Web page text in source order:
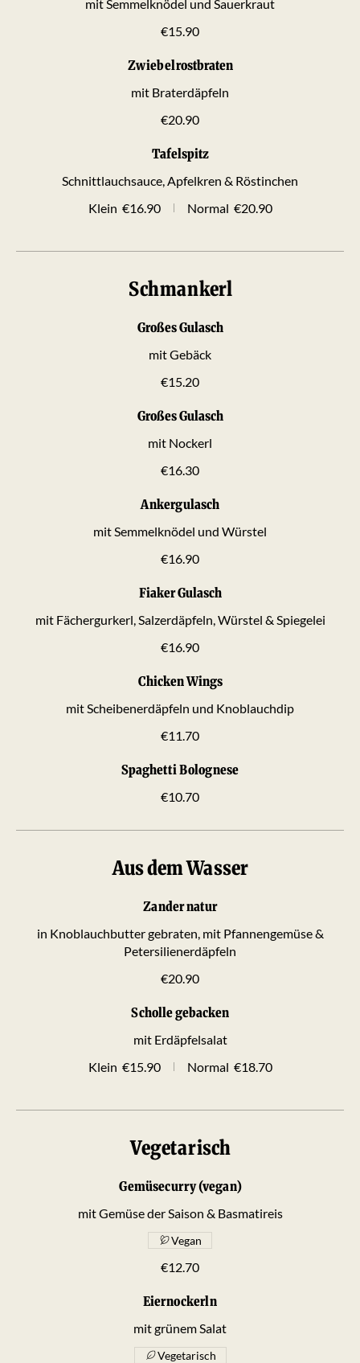
mit Semmelknödel und Sauerkraut
€15.90
Zwiebelrostbraten
mit Braterdäpfeln
€20.90
Tafelspitz
Schnittlauchsauce, Apfelkren & Röstinchen
Klein €16.90 Normal €20.90
Schmankerl
Großes Gulasch
mit Gebäck
€15.20
Großes Gulasch
mit Nockerl
€16.30
Ankergulasch
mit Semmelknödel und Würstel
€16.90
Fiaker Gulasch
mit Fächergurkerl, Salzerdäpfeln, Würstel & Spiegelei
€16.90
Chicken Wings
mit Scheibenerdäpfeln und Knoblauchdip
€11.70
Spaghetti Bolognese
€10.70
Aus dem Wasser
Zander natur
in Knoblauchbutter gebraten, mit Pfannengemüse &
Petersilienerdäpfeln
€20.90
Scholle gebacken
mit Erdäpfelsalat
Klein €15.90 Normal €18.70
Vegetarisch
Gemüsecurry (vegan)
mit Gemüse der Saison & Basmatireis
€12.70
Vegan
Eiernockerln
mit grünem Salat
Vegetarisch